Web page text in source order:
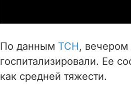
По данным ТСН, вечером
госпитализировали. Ее
как средней тяжести.